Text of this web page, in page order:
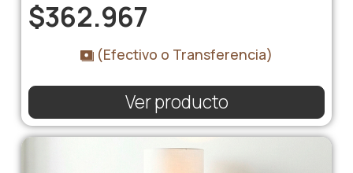
$362.967
(Efectivo o Transferencia)
Ver producto